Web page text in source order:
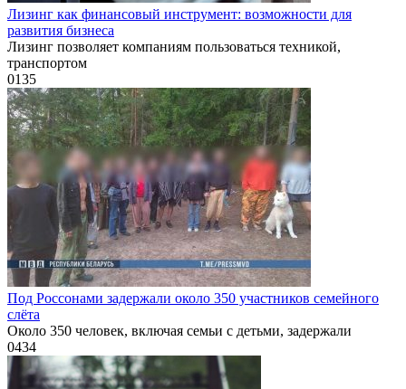
Лизинг как финансовый инструмент: возможности для
развития бизнеса
Лизинг позволяет компаниям пользоваться техникой,
транспортом
0135
Под Россонами задержали около 350 участников семейного
слёта
Около 350 человек, включая семьи с детьми, задержали
0434